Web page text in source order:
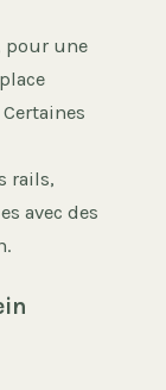
pour une
Certaines
rails,
avec des